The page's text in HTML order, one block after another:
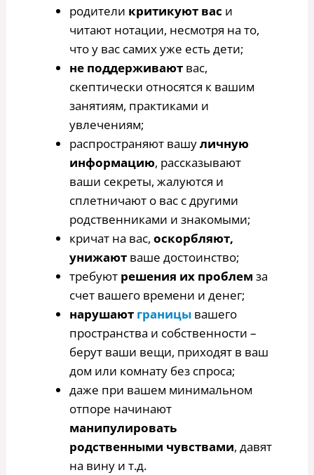
родители критикуют вас и
читают нотации, несмотря на то,
что у вас самих уже есть дети;
не поддерживаютвас,
скептически относятся к вашим
занятиям, практиками и
увлечениям;
распространяют вашуличную
информацию, рассказывают
ваши секреты, жалуются и
сплетничают о вас с другими
родственниками и знакомыми;
кричат на вас, оскорбляют,
унижаютваше достоинство;
требуют решения их проблем за
счет вашего времени и денег;
нарушают границывашего
пространства и собственности –
берут ваши вещи, приходят в ваш
дом или комнату без спроса;
даже при вашем минимальном
отпоре начинают
манипулировать
родственными чувствами, давят
на вину и т.д.